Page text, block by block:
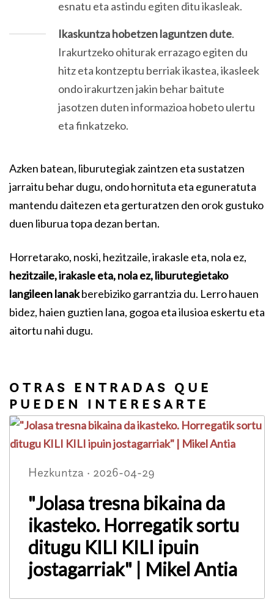
esnatu eta astindu egiten ditu ikasleak.
Ikaskuntza hobetzen laguntzen dute.
Irakurtzeko ohiturak errazago egiten du
hitz eta kontzeptu berriak ikastea, ikasleek
ondo irakurtzen jakin behar baitute
jasotzen duten informazioa hobeto ulertu
eta finkatzeko.
Azken batean, liburutegiak zaintzen eta sustatzen
jarraitu behar dugu, ondo hornituta eta eguneratuta
mantendu daitezen eta gerturatzen den orok gustuko
duen liburua topa dezan bertan.
Horretarako, noski, hezitzaile, irakasle eta, nola ez,
hezitzaile, irakasle eta, nola ez, liburutegietako
langileen lanakberebiziko garrantzia du. Lerro hauen
bidez, haien guztien lana, gogoa eta ilusioa eskertu eta
aitortu nahi dugu.
OTRAS ENTRADAS QUE
PUEDEN INTERESARTE
Hezkuntza · 2026-04-29
"Jolasa tresna bikaina da
ikasteko. Horregatik sortu
ditugu KILI KILI ipuin
jostagarriak" | Mikel Antia